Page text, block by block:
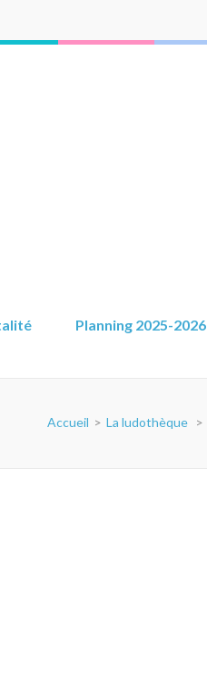
Planning 2025-2026
Accueil > La ludothèque >